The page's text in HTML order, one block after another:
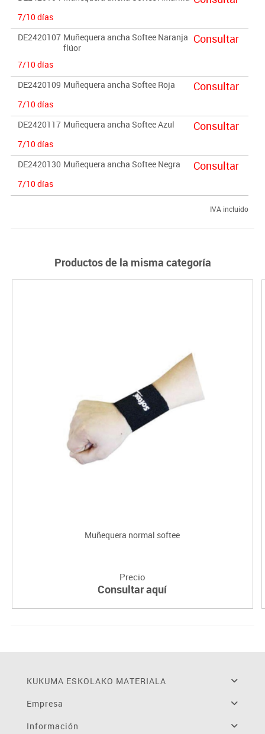
7/10 días
DE2420107 Muñequera ancha Softee Naranja
flúor
7/10 días
Consultar
DE2420109 Muñequera ancha Softee Roja
7/10 días
Consultar
DE2420117 Muñequera ancha Softee Azul
7/10 días
Consultar
DE2420130 Muñequera ancha Softee Negra
7/10 días
Consultar
IVA incluido
Productos de la misma categoría
Muñequera normal softee
Precio
Consultar aquí
KUKUMA ESKOLAKO MATERIALA
Empresa
Información